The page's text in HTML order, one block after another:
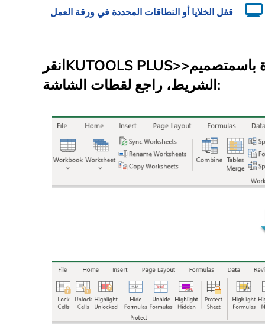
قفل الخلايا أو النطاقات المحددة في ورقة العمل
انقرKUTOOLS PLUS>>
باسم
الشريط، راجع لقطات الشاشة: